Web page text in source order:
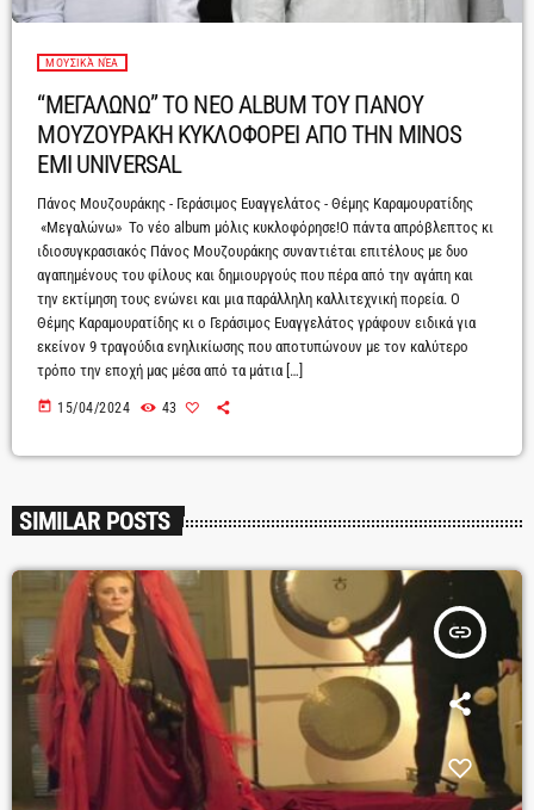
ΜΟΥΣΙΚΆ ΝΈΑ
“ΜΕΓΑΛΩΝΩ” ΤΟ ΝΕΟ ALBUM ΤΟΥ ΠΑΝΟΥ
ΜΟΥΖΟΥΡΑΚΗ ΚΥΚΛΟΦΟΡΕΙ ΑΠΟ ΤΗΝ MINOS
EMI UNIVERSAL
Πάνος Μουζουράκης - Γεράσιμος Ευαγγελάτος - Θέμης Καραμουρατίδης
«Μεγαλώνω» Το νέο album μόλις κυκλοφόρησε!Ο πάντα απρόβλεπτος κι
ιδιοσυγκρασιακός Πάνος Μουζουράκης συναντιέται επιτέλους με δυο
αγαπημένους του φίλους και δημιουργούς που πέρα από την αγάπη και
την εκτίμηση τους ενώνει και μια παράλληλη καλλιτεχνική πορεία. Ο
Θέμης Καραμουρατίδης κι ο Γεράσιμος Ευαγγελάτος γράφουν ειδικά για
εκείνον 9 τραγούδια ενηλικίωσης που αποτυπώνουν με τον καλύτερο
τρόπο την εποχή μας μέσα από τα μάτια […]
today 15/04/2024 43
SIMILAR POSTS
insert_link